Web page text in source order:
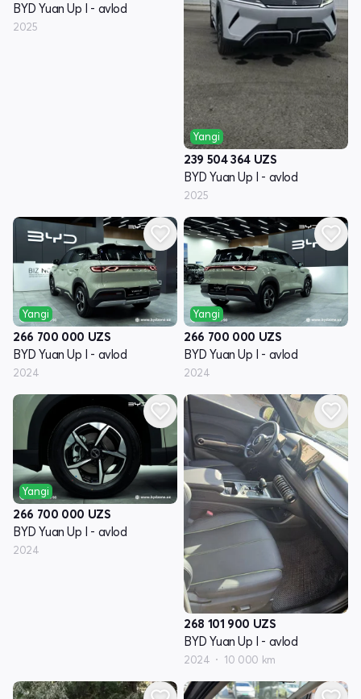
BYD Yuan Up I - avlod
2025
Yangi
239 504 364 UZS
BYD Yuan Up I - avlod
2025
Yangi
266 700 000 UZS
BYD Yuan Up I - avlod
2024
Yangi
266 700 000 UZS
BYD Yuan Up I - avlod
2024
Yangi
266 700 000 UZS
BYD Yuan Up I - avlod
2024
268 101 900 UZS
BYD Yuan Up I - avlod
2024 10 000 km